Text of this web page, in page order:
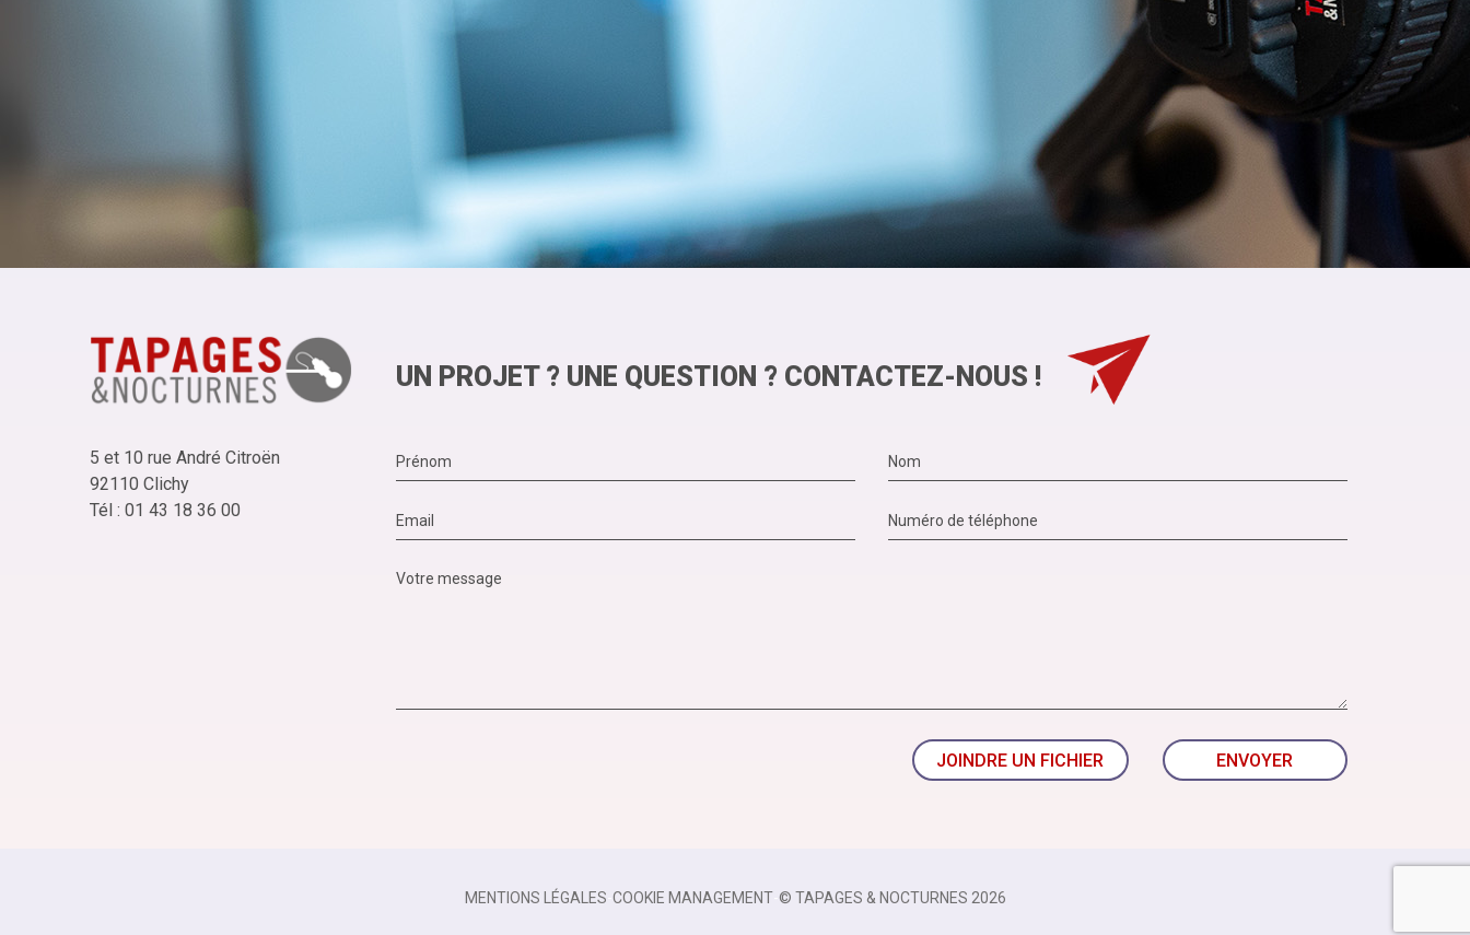
5 et 10 rue André Citroën
92110 Clichy
Tél : 01 43 18 36 00
UN PROJET ? UNE QUESTION ? CONTACTEZ-NOUS !
JOINDRE UN FICHIER ENVOYER
MENTIONS LÉGALES COOKIE MANAGEMENT- © TAPAGES & NOCTURNES 2026